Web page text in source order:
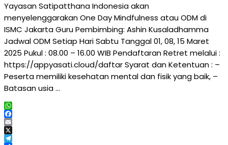
Yayasan Satipatthana Indonesia akan
menyelenggarakan One Day Mindfulness atau ODM di
ISMC Jakarta Guru Pembimbing: Ashin Kusaladhamma
Jadwal ODM Setiap Hari Sabtu Tanggal 01, 08, 15 Maret
2025 Pukul : 08.00 – 16.00 WIB Pendaftaran Retret melalui :
https://appyasati.cloud/daftar Syarat dan Ketentuan : –
Peserta memiliki kesehatan mental dan fisik yang baik, –
Batasan usia …
WhatsApp
Facebook
Email
X